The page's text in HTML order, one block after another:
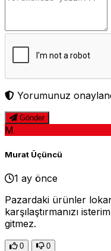
Yorumunuz
Gönder
M
Murat Üçüncü
1 ay önce
Pazardaki ürünler
karşılaştırmanızı
gitmez.
0
0